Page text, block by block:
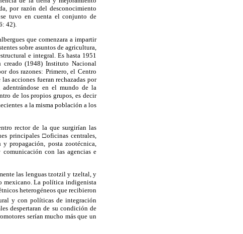
por razón del desconocimiento
tuvo en cuenta el conjunto de
42).
que comenzara a impartir
sobre asuntos de agricultura,
e integral. Es hasta 1951
(1948) Instituto Nacional
dos razones: Primero, el Centro
acciones fueran rechazadas por
en el mundo de la
de los propios grupos, es decir
a la misma población a los
rector de la que surgirían las
principales □oficinas centrales,
propagación, posta zootécnica,
con las agencias e
las lenguas tzotzil y tzeltal, y
mexicano. La política indigenista
heterogéneos que recibieron
y con políticas de integración
despertaran de su condición de
serían mucho más que un